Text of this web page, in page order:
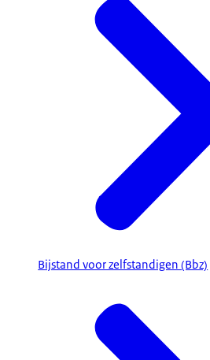
Bijstand voor zelfstandigen (Bbz)